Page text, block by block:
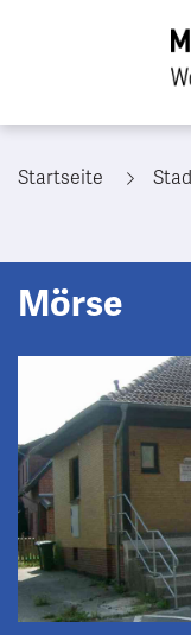
Startseite
Mörse